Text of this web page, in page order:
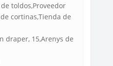
toldos,Proveedor
cortinas,Tienda de
draper, 15,Arenys de